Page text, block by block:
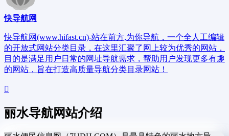
快导航网
快导航网(www.hifast.cn)-站在前方,为你导航，一个全人工编辑
的开放式网站分类目录，在这里汇聚了网上较为优秀的网站，
目的是满足用户日常的网址导航需求，帮助用户发现更多有趣
的网站，旨在打造高质量导航分类目录网站！
丽水导航网站介绍